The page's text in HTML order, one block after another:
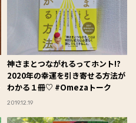
神さまとつながれるってホント!?
2020年の幸運を引き寄せる方法が
わかる１冊♡ #Omezaトーク
2019.12.19